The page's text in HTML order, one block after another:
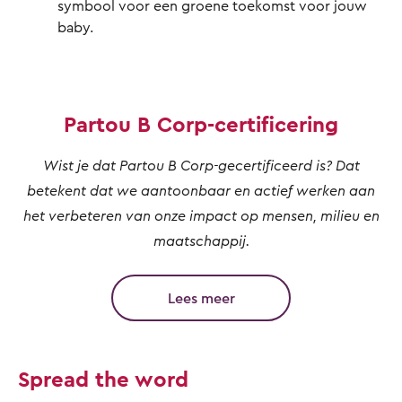
symbool voor een groene toekomst voor jouw
baby.
Partou B Corp-certificering
Wist je dat Partou B Corp-gecertificeerd is? Dat
betekent dat we aantoonbaar en actief werken aan
het verbeteren van onze impact op mensen, milieu en
maatschappij.
Lees meer
Spread the word